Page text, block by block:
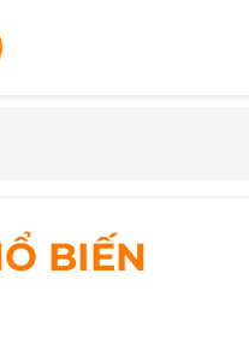
BIẾN